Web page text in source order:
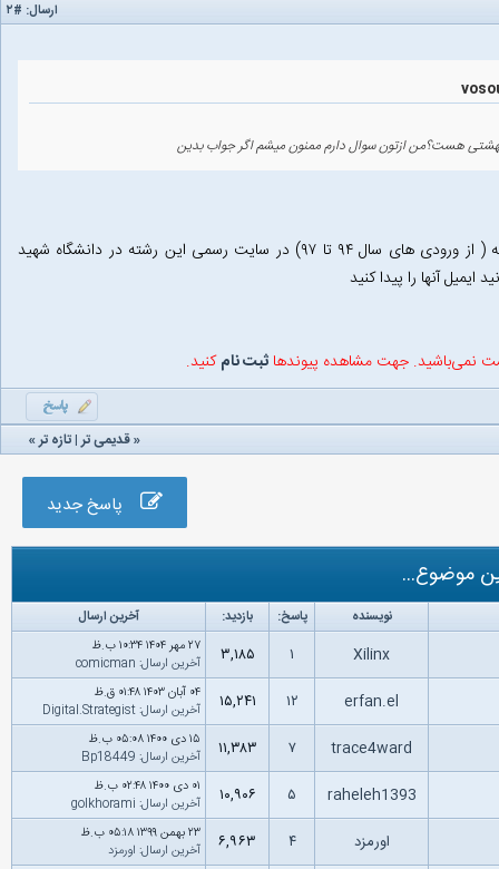
ارسال: #۲
هست؟من ازتون سوال دارم ممنون میشم اگر جواب بدین
اسامی دانشجویان و فارغ التحصیلان گذشته این رشته ( از ورودی های سال ۹۴ تا ۹۷) در سایت رسمی این رشته در دانشگاه شهید
آنها را پیدا کنید
نمی‌باشید. جهت مشاهده پیوندها ثبت نامکنید.
«قدیمی تر|تازه‌ تر»
پاسخ جدید
موضوع...
نویسنده پاسخ: بازدید: آخرین ارسال
Xilinx ۳,۱۸۵
۲۷ مهر ۱۴۰۴ ۱۰:۳۴ ب.ظ
آخرین ارسال:
comicman
erfan.el ۱۲ ۱۵,۲۴۱
۰۴ آبان ۱۴۰۳ ۰۱:۴۸ ق.ظ
آخرین ارسال:
Digital.Strategist
trace4ward ۷ ۱۱,۳۸۳
۱۵ دى ۱۴۰۰ ۰۵:۰۸ ب.ظ
آخرین ارسال:
Bp18449
raheleh1393 ۵ ۱۰,۹۰۶
۰۱ دى ۱۴۰۰ ۰۲:۴۸ ب.ظ
آخرین ارسال:
golkhorami
اورمزد ۴ ۶,۹۶۳
۲۳ بهمن ۱۳۹۹ ۰۵:۱۸ ب.ظ
آخرین ارسال:اورمزد